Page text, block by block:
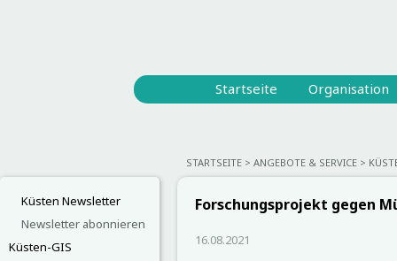
Startseite Organisation
STARTSEITE ANGEBOTE & SERVICE
Küsten Newsletter
Newsletter abonnieren
Küsten-GIS
Forschungsprojekt gegen
16.08.2021